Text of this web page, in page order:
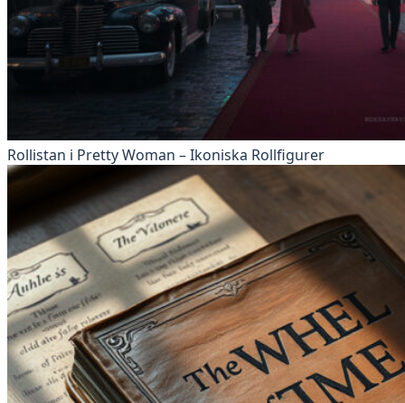
Rollistan i Pretty Woman – Ikoniska Rollfigurer